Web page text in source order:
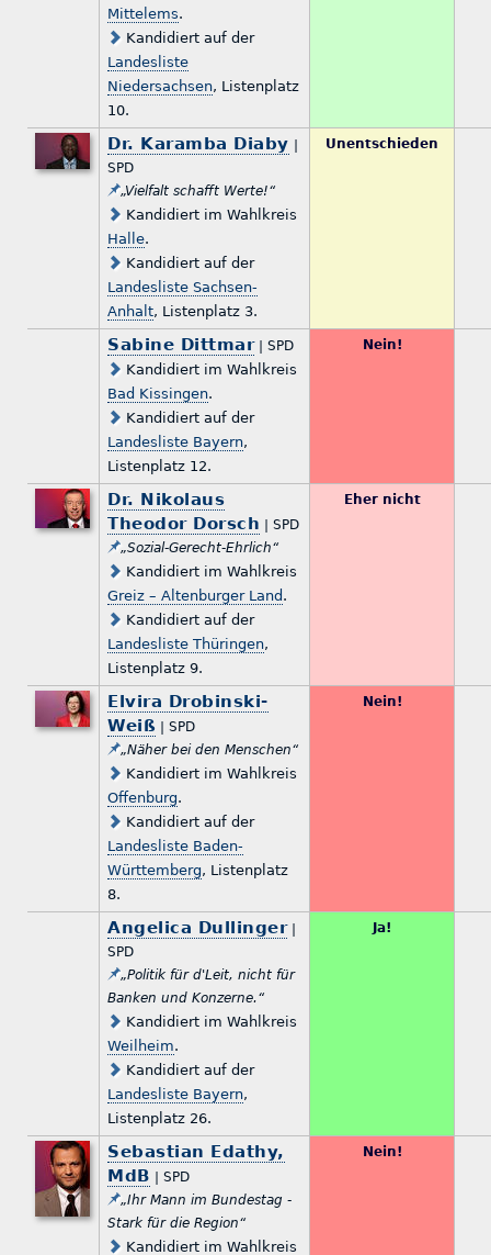
Mittelems.
Kandidiert auf der
Landesliste
Niedersachsen, Listenplatz
10.
Dr. Karamba Diaby
SPD
„Vielfalt schafft Werte!“
Kandidiert im Wahlkreis
Halle.
Kandidiert auf der
Landesliste Sachsen-
Anhalt, Listenplatz 3.
Unentschieden
Sabine Dittmar| SPD
Kandidiert im Wahlkreis
Bad Kissingen.
Kandidiert auf der
Landesliste Bayern,
Listenplatz 12.
Nein!
Dr. Nikolaus
Theodor Dorsch | SPD
„Sozial-Gerecht-Ehrlich“
Kandidiert im Wahlkreis
Greiz – Altenburger Land .
Kandidiert auf der
Landesliste Thüringen,
Listenplatz 9.
Eher nicht
Elvira Drobinski-
Weiß | SPD
„Näher bei den Menschen“
Kandidiert im Wahlkreis
Offenburg.
Kandidiert auf der
Landesliste Baden-
Württemberg, Listenplatz
8.
Nein!
Angelica Dullinger|
SPD
„Politik für d'Leit, nicht für
Banken und Konzerne.“
Kandidiert im Wahlkreis
Weilheim.
Kandidiert auf der
Landesliste Bayern,
Listenplatz 26.
Ja!
Sebastian Edathy,
MdB | SPD
„Ihr Mann im Bundestag -
Stark für die Region“
Kandidiert im Wahlkreis
Nein!